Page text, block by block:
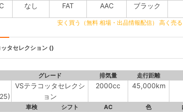
なし FAT AAC ブラック
安く買う（無料 相場・出品情報配信） 高く売
タセレクション ()
グレード 排気量 走行距離
VSテラコッタセレクシ
ョン
2000cc 45,000km
車検 シフト AC 色